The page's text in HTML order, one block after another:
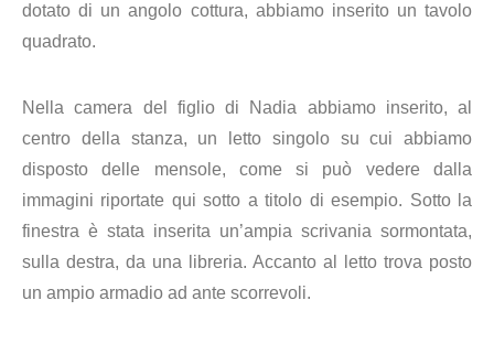
dotato di un angolo cottura, abbiamo inserito un tavolo
quadrato.
Nella camera del figlio di Nadia abbiamo inserito, al
centro della stanza, un letto singolo su cui abbiamo
disposto delle mensole, come si può vedere dalla
immagini riportate qui sotto a titolo di esempio. Sotto la
finestra è stata inserita un’ampia scrivania sormontata,
sulla destra, da una libreria. Accanto al letto trova posto
un ampio armadio ad ante scorrevoli.